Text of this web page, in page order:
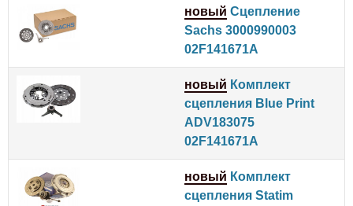
новый Сцепление
Sachs 3000990003
02F141671A
новый Комплект
сцепления Blue Print
ADV183075
02F141671A
новый Комплект
сцепления Statim